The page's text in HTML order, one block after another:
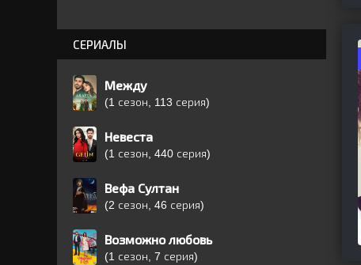
СЕРИАЛЫ
Между
(1 сезон, 113 серия)
Невеста
(1 сезон, 440 серия)
Вефа Султан
(2 сезон, 46 серия)
Возможно любовь
(1 сезон, 7 серия)